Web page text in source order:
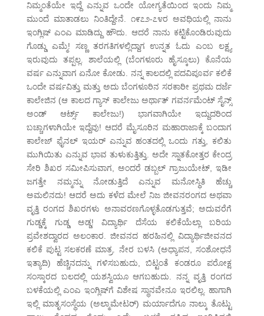
ನಿಮ್ಮಂತೆಯೇ ಇದ್ದೆ ಎನ್ನುವ ಒಂದೇ ಯೋಗ್ಯತೆಯಿಂದ ಇಂದು ನಿಮ್ಮ
ಮುಂದೆ ಮಾತಾಡಲು ನಿಂತಿದ್ದೇನೆ. ೧೯೭೨-೭೪ರ ಅವಧಿಯಲ್ಲಿ ನಾನು
ಇಂಗ್ಲಿಷ್ ಎಂಎ ಮಾಡಿದ್ದು ಹೌದು. ಆದರೆ ನಾನು ಕಟ್ಟಿಕೊಂಡಿರುವುದು
ಗೊಡ್ಡು ಎಮ್ಮೆ! ಸಣ್ಣ ತರಗತಿಗಳಲ್ಲಿದ್ದಾಗ ಉನ್ನತ ಓದು ಎಂಬ ಲಕ್ಷ್ಯ
ಇರುವುದು ತಪ್ಪಲ್ಲ. ಶಾಲೆಯಲ್ಲಿ (ಬೆಂಗಳೂರು ಹೈಸ್ಕೂಲು) ಕೊನೆಯ
ವರ್ಷ ಎನ್ನುವಾಗ ಏನೋ ಕೋಡು. ನನ್ನ ಕಾಲದಲ್ಲಿ ಪದವಿಪೂರ್ವ ಕಲಿಕೆ
ಒಂದೇ ವರ್ಷವಿತ್ತು ಮತ್ತು ಅದು ಬೆಂಗಳೂರಿನ ಸರಕಾರೀ ಪ್ರಥಮ ದರ್ಜೆ
ಕಾಲೇಜಿನ (ಆ ಕಾಲದ ಗ್ಯಾಸ್ ಕಾಲೇಜು ಅರ್ಥಾತ್ ಗವರ್ನಮೆಂಟ್ ಸೈನ್ಸ್
ಅಂಡ್ ಆರ್ಟ್ಸ್ ಕಾಲೇಜು!) ಭಾಗವಾಗಿಯೇ ಇದ್ದುದರಿಂದ
ಬಚ್ಚಾಗಳಾಗಿಯೇ ಇದ್ದೆವು! ಆದರೆ ಮೈಸೂರಿನ ಮಹಾರಾಜಾಕ್ಕೆ ಬಂದಾಗ
ಕಾಲೇಜ್ ಫೈನಲ್ ಇಯರ್ ಎನ್ನುವ ಹಂತದಲ್ಲಿ ಒಂದು ಗತ್ತು, ಕಲಿತು
ಮುಗಿಯಿತು ಎನ್ನುವ ಭಾವ ತುಳುಕುತ್ತಿತ್ತು. ಅದೇ ಸ್ನಾತಕೋತ್ತರ ಕೇಂದ್ರ
ಸೇರಿ ಶಿಖರ ಸಮೀಪಿಸುವಾಗ, ಅಂದರೆ ಡಬ್ಬಲ್ ಗ್ರಾಜುಯೇಟ್, ಇಡೀ
ಜಗತ್ತೇ ನಮ್ಮನ್ನು ನೋಡುತ್ತಿದೆ ಎನ್ನುವ ಮನೋಸ್ಥಿತಿ ಹೆಚ್ಚು
ಅಮಲಿನದು! ಆದರೆ ಅದು ಕಳೆದ ಮೇಲೆ ನಿಜ ಜೀವನರಂಗದ ಅಥವಾ
ವೃತ್ತಿ ರಂಗದ ಶಿಖರಗಳು ಅನಾವರಣಗೊಳ್ಳತೊಡಗುತ್ತವೆ; ಅದುವರೆಗೆ
ಗುಡ್ಡಕ್ಕೆ ಗುಡ್ಡ ಅಡ್ಡ! ವಿದ್ಯಾರ್ಥಿ ದೆಸೆಯ ಕಲಿಕೆಯೆಲ್ಲಾ ಬರಿಯ
ಪ್ರವೇಶದ್ವಾರದ ಅಲಂಕಾರ. ಜೀವನದ ಹರಹಿನಲ್ಲಿ ವಿದ್ಯಾರ್ಥಿಜೀವನದ
ಕಲಿಕೆ ಪುಟ್ಟ ಸಲಕರಣೆ ಮಾತ್ರ. ನೇರ ಬಳಸಿ (ಅಧ್ಯಾಪನ, ಸಂಶೋಧನೆ
ಇತ್ಯಾದಿ) ಹೆಚ್ಚಿನದನ್ನು ಗಳಿಸಬಹುದು, ಬಿಟ್ಟಂತೆ ಕಂಡರೂ ಪರೋಕ್ಷ
ಸಂಸ್ಕಾರದ ಬಲದಲ್ಲಿ ಯಶಸ್ವಿಯೂ ಆಗಬಹುದು. ನನ್ನ ವೃತ್ತಿ ರಂಗದ
ಬಳಕೆಯಲ್ಲಿ ಎಂಎ ಇಂಗ್ಲಿಷ್‌ಗೆ ವಿಶೇಷ ಸ್ಥಾನವೇನೂ ಇರಲಿಲ್ಲ. ಹಾಗಾಗಿ
ಇಲ್ಲಿ ಮಾತೃಸಂಸ್ಥೆಯ (ಅಲ್ಮಾಮೇಟರ್) ಮರ್ಯಾದೆಗೂ ನಾಲ್ಕು ತೊಟ್ಟು